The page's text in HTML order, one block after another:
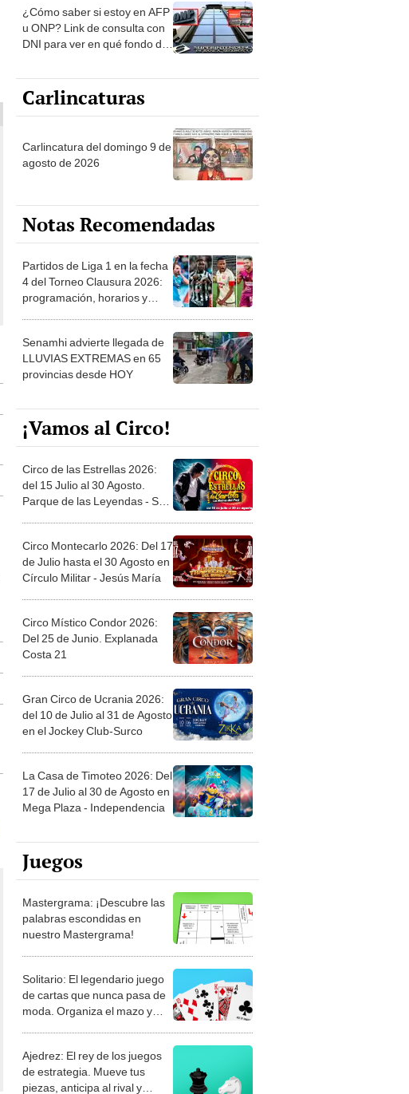
¿Cómo saber si estoy en AFP
u ONP? Link de consulta con
DNI para ver en qué fondo de
Carlincaturas
Carlincatura del domingo 9 de
agosto de 2026
Notas Recomendadas
Partidos de Liga 1 en la fecha
4 del Torneo Clausura 2026:
programación, horarios y
Senamhi advierte llegada de
LLUVIAS EXTREMAS en 65
provincias desde HOY
¡Vamos al Circo!
Circo de las Estrellas 2026:
del 15 Julio al 30 Agosto.
Parque de las Leyendas - San
Circo Montecarlo 2026: Del 17
de Julio hasta el 30 Agosto en
Círculo Militar - Jesús María
Circo Místico Condor 2026:
Del 25 de Junio. Explanada
Costa 21
Gran Circo de Ucrania 2026:
del 10 de Julio al 31 de Agosto
en el Jockey Club-Surco
La Casa de Timoteo 2026: Del
17 de Julio al 30 de Agosto en
Mega Plaza - Independencia
Juegos
Mastergrama: ¡Descubre las
palabras escondidas en
nuestro Mastergrama!
Solitario: El legendario juego
de cartas que nunca pasa de
moda. Organiza el mazo y
Ajedrez: El rey de los juegos
de estrategia. Mueve tus
piezas, anticipa al rival y